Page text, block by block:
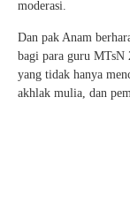
moderasi.
Dan pak Anam
bagi para guru MTsN
yang tidak hanya
akhlak mulia, dan